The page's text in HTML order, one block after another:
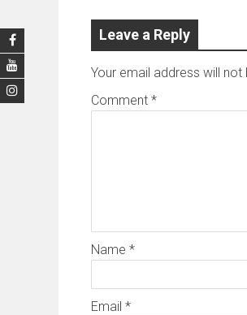
Leave a Reply
Your email address will not
Comment *
Name *
Email *